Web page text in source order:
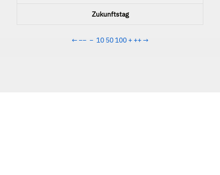
Zukunftstag
← −− − 10 50 100 + ++→